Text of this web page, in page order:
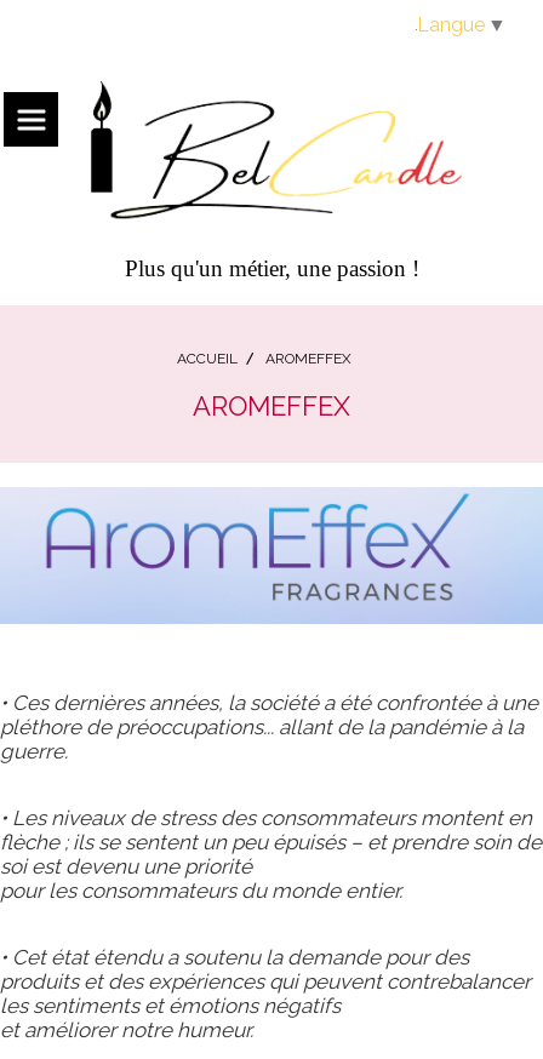
Plus qu'un métier, une passion !
ACCUEIL AROMEFFEX
AROMEFFEX
• Ces dernières années, la société a été confrontée à une
pléthore de préoccupations... allant de la pandémie à la
guerre.
• Les niveaux de stress des consommateurs montent en
flèche ; ils se sentent un peu épuisés – et prendre soin de
soi est devenu une priorité
pour les consommateurs du monde entier.
• Cet état étendu a soutenu la demande pour des
produits et des expériences qui peuvent contrebalancer
les sentiments et émotions négatifs
et améliorer notre humeur.
Langue ▼